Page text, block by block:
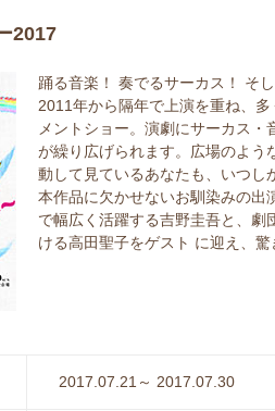
2017
踊る音楽！ 奏でるサーカス！ そ
2011年から隔年で上演を重ね、
メントショー。演劇にサーカス
が繰り広げられます。広場のよう
動して見ているあなたも、いつし
本作品に欠かせないお馴染みの出
で幅広く活躍する吉野圭吾と、
ける高田聖子をゲスト に迎え、
2017.07.21～ 2017.07.30